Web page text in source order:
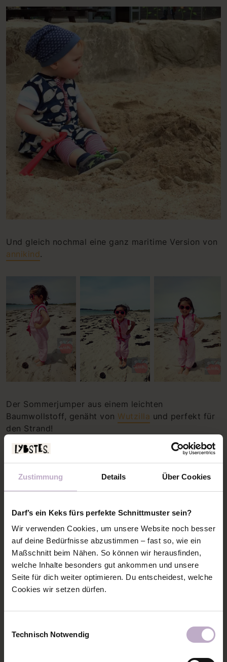
Zustimmung Details Über Cookies
Darf’s ein Keks fürs perfekte Schnittmuster sein?
Wir verwenden Cookies, um unsere Website noch besser
auf deine Bedürfnisse abzustimmen – fast so, wie ein
Maßschnitt beim Nähen. So können wir herausfinden,
welche Inhalte besonders gut ankommen und unsere
Seite für dich weiter optimieren. Du entscheidest, welche
Cookies wir setzen dürfen.
Technisch Notwendig
Und gleich nochmal eine ganz maritime Version von
annikind.
Der Sommerjumper aus einem leichten
Baumwollstoff, genäht von Wutzilla und perfekt für
den Strand!